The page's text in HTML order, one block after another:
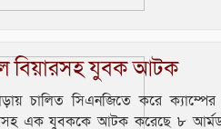
বিয়ারসহ যুবক আটক
চালিত সিএনজিতে করে
এক যুবককে আটক করেছে ৮